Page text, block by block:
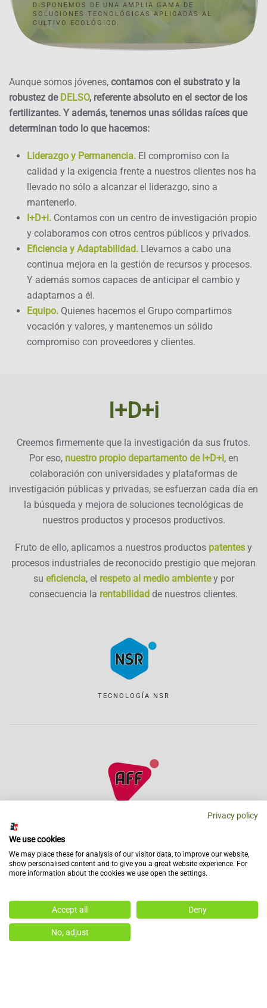
DISPONEMOS DE UNA AMPLIA GAMA DE
SOLUCIONES TECNOLÓGICAS APLICADAS AL
CULTIVO ECOLÓGICO.
Aunque somos jóvenes, contamos con el substrato y la
robustez de DELSO, referente absoluto en el sector de los
fertilizantes. Y además, tenemos unas sólidas raíces que
determinan todo lo que hacemos:
Liderazgo y Permanencia. El compromiso con la
calidad y la exigencia frente a nuestros clientes nos ha
llevado no sólo a alcanzar el liderazgo, sino a
mantenerlo.
I+D+i. Contamos con un centro de investigación propio
y colaboramos con otros centros públicos y privados.
Eficiencia y Adaptabilidad. Llevamos a cabo una
continua mejora en la gestión de recursos y procesos.
Y además somos capaces de anticipar el cambio y
adaptarnos a él.
Equipo. Quienes hacemos el Grupo compartimos
vocación y valores, y mantenemos un sólido
compromiso con proveedores y clientes.
I+D+i
Creemos firmemente que la investigación da sus frutos.
Por eso, nuestro propio departamento de I+D+i, en
colaboración con universidades y plataformas de
investigación públicas y privadas, se esfuerzan cada día en
la búsqueda y mejora de soluciones tecnológicas de
nuestros productos y procesos productivos.
Fruto de ello, aplicamos a nuestros productos patentes y
procesos industriales de reconocido prestigio que mejoran
su eficiencia, el respeto al medio ambientey por
consecuencia la rentabilidad de nuestros clientes.
TECNOLOGÍA NSR
TECNOLOGÍA EUE
Privacy policy
We use cookies
We may place these for analysis of our visitor data, to improve our website,
show personalised content and to give you a great website experience. For
more information about the cookies we use open the settings.
Accept all Deny
No, adjust